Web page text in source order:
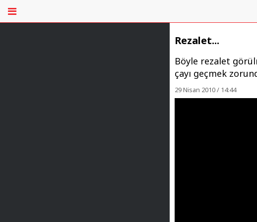
Rezalet...
Böyle rezalet
çayı geçmek
29 Nisan 2010 / 14:44